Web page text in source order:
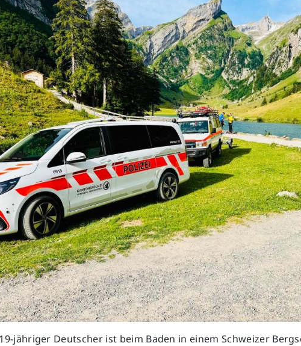
jähriger Deutscher ist beim Baden in einem Schweizer